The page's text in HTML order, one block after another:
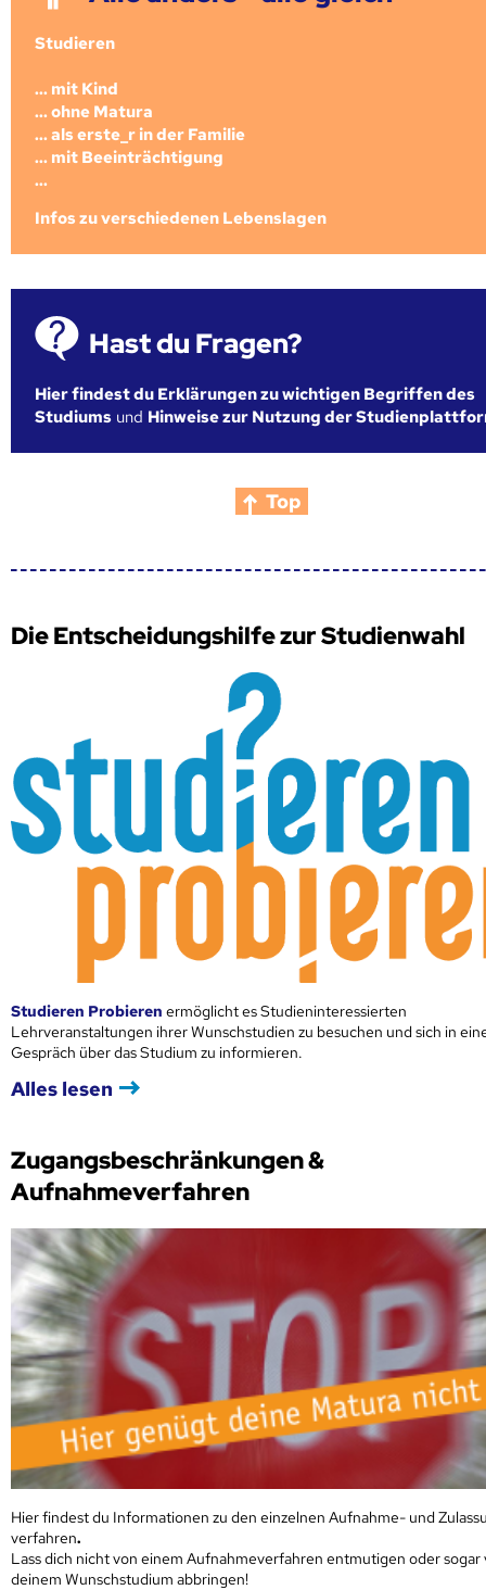
Studieren
... mit Kind
... ohne Matura
... als erste_r in der Familie
... mit Beeinträchtigung
...
Infos zu verschiedenen Lebenslagen
Hast du Fragen?
Hier findest du Erklärungen zu wichtigen Begriffen des
Studiums und Hinweise zur Nutzung der
Top
Die Entscheidungshilfe zur Studienwahl
Studieren Probieren ermöglicht es Studieninteressierten
Lehrveranstaltungen ihrer Wunschstudien zu besuchen und sich in
Gespräch über das Studium zu informieren.
Alles lesen
Zugangsbeschränkungen &
Aufnahmeverfahren
Hier findest du Informationen zu den einzelnen Aufnahme- und
verfahren.
Lass dich nicht von einem Aufnahmeverfahren entmutigen oder sogar
deinem Wunschstudium abbringen!